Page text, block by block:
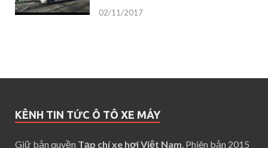
02/11/2017
KÊNH TIN TỨC Ô TÔ XE MÁY
Giữ bản quyền Tạp chí xe hơi Việt Nam. Phiên bản 2015